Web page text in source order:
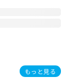
もっと見る